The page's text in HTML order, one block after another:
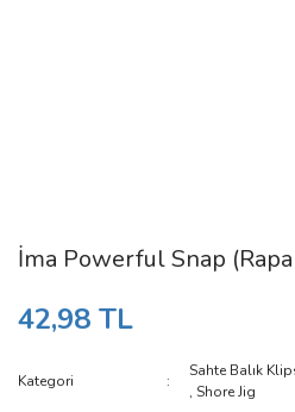
İma Powerful Snap
42,98 TL
Kategori
Sahte Balık
,Shore Jig